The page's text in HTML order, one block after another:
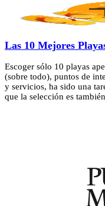
Las 10 Mejores
Escoger sólo 10 playas
(sobre todo), puntos de
y servicios, ha sido una
que la selección es